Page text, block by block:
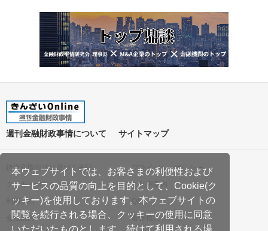
本ウェブサイトでは、お客さまの利便性および
サービスの品質の向上を目的として、Cookie(ク
ッキー)を使用しております。本ウェブサイトの
閲覧を続行される場合、クッキーの使用に同意
いただいたものとします。続けて利用される場
週刊金融財政事情について サイトマップ
特定商取引法に基づく表記
プライバシーポリシー
クッキーポリシー
ご利用案内
利用規約
Q&A
会社案内
著作権について